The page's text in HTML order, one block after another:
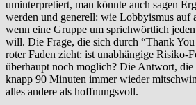
uminterpretiert, man könnte auch sagen
werden und generell: wie Lobbyismus auf
wenn eine Gruppe um sprichwörtlich
will. Die Frage, die sich durch “Thank
roter Faden zieht: ist unabhängige Risiko-
überhaupt noch moglich? Die Antwort,
knapp 90 Minuten immer wieder
alles andere als hoffnungsvoll.